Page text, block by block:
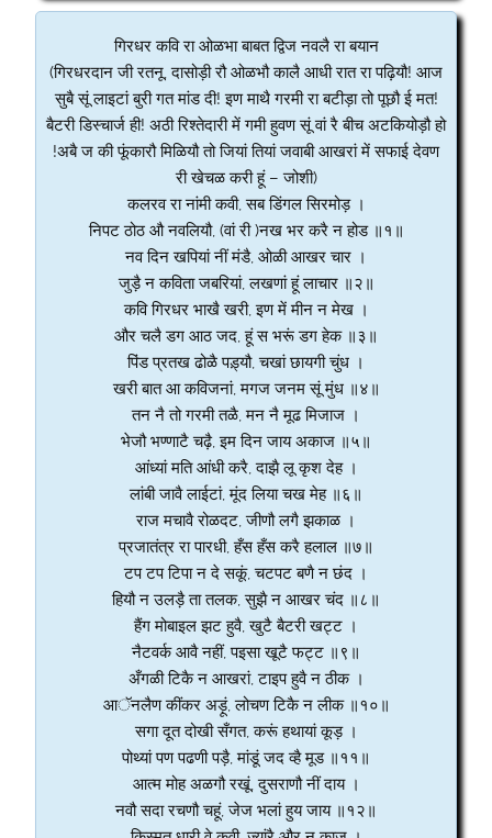
गिरधर कवि रा ओळभा बाबत द्विज नवलै रा बयान
(गिरधरदान जी रतनू, दासोड़ी रौ ओळभौ कालै आधी रात रा पढ़ियौ! आज
सुबै सूं लाइटां बुरी गत मांड दी! इण माथै गरमी रा बटीड़ा तो पूछौ ई मत!
बैटरी डिस्चार्ज ही! अठी रिश्तेदारी में गमी हुवण सूं वां रै बीच अटकियोड़ौ हो
!अबै ज की फूंकारौ मिळियौ तो जियां तियां जवाबी आखरां में सफाई देवण
री खेचळ करी हूं – जोशी)
कलरव रा नांमी कवी, सब डिंगल सिरमोड़ ।
निपट ठोठ औ नवलियौ, (वां री )नख भर करै न होड ॥१॥
नव दिन खपियां नीं मंडै, ओळी आखर चार ।
जुड़ै न कविता जबरियां, लखणां हूं लाचार ॥२॥
कवि गिरधर भाखै खरी, इण में मीन न मेख ।
और चलै डग आठ जद, हूं स भरूं डग हेक ॥३॥
पिंड प्रतख ढोळै पड़्यौ, चखां छायगी चुंध ।
खरी बात आ कविजनां, मगज जनम सूं मुंध ॥४॥
तन नै तो गरमी तळै, मन नै मूढ मिजाज ।
भेजौ भण्णाटै चढ़ै, इम दिन जाय अकाज ॥५॥
आंध्यां मति आंधी करै, दाझै लू कृश देह ।
लांबी जावै लाईटां, मूंद लिया चख मेह ॥६॥
राज मचावै रोळदट, जीणौ लगै झकाळ ।
प्रजातंत्र रा पारधी, हँस हँस करै हलाल ॥७॥
टप टप टिपा न दे सकूं, चटपट बणै न छंद ।
हियौ न उलड़ै ता तलक, सुझै न आखर चंद ॥८॥
हैंग मोबाइल झट हुवै, खुटै बैटरी खट्ट ।
नैटवर्क आवै नहीं, पइसा खूटै फट्ट ॥९॥
अँगळी टिकै न आखरां, टाइप हुवै न ठीक ।
आॅनलैण कींकर अड़ूं, लोचण टिकै न लीक ॥१०॥
सगा दूत दोखी सँगत, करूं हथायां कूड़ ।
पोथ्यां पण पढणी पड़ै, मांडूं जद व्है मूड ॥११॥
आत्म मोह अळगौ रखूं, दुसराणौ नीं दाय ।
नवौ सदा रचणौ चहूं, जेज भलां हुय जाय ॥१२॥